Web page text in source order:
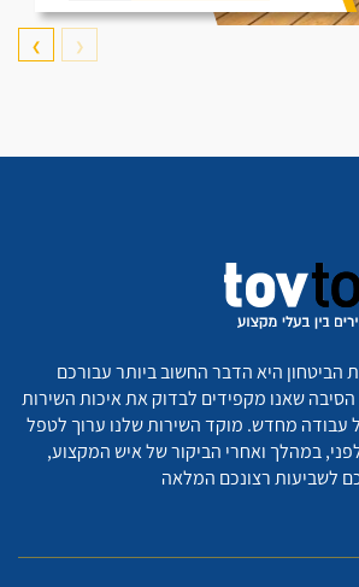
❮
❯
הביטחון היא הדבר החשוב ביותר עבורכם
שאנו מקפידים לבדוק את איכות השירות
עבודה מחדש. מוקד השירות שלנו ערוך לטפל
במהלך ואחרי הביקור של איש המקצוע,
לשביעות רצונכם המלאה